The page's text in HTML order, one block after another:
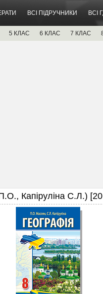
ВСІ ПІДРУЧНИКИ ВСІ
5 КЛАС 6 КЛАС 7 КЛАС
Капіруліна С.Л.)